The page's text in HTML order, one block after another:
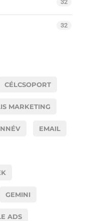
32
32
CÉLCSOPORT
MARKETING
EMAIL
GEMINI
ADS